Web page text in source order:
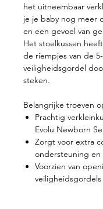
het uitneembaar
je je baby nog meer
en een gevoel van
Het stoelkussen
de riempjes van de
veiligheidsgordel
steken.
Belangrijke troeven
Prachtig
Evolu Newborn
Zorgt voor extra
ondersteuning
Voorzien van
veiligheidsgordels